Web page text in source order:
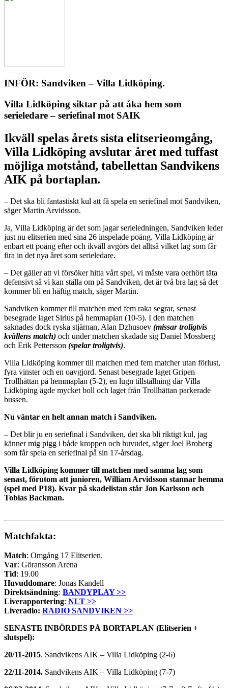
INFÖR: Sandviken – Villa Lidköping.
Villa Lidköping siktar på att åka hem som
serieledare – seriefinal mot SAIK
Ikväll spelas årets sista elitserieomgång,
Villa Lidköping avslutar året med tuffast
möjliga motstånd, tabellettan Sandvikens
AIK på bortaplan.
– Det ska bli fantastiskt kul att få spela en seriefinal mot Sandviken,
säger Martin Arvidsson.
Ja, Villa Lidköping är det som jagar serieledningen, Sandviken leder
just nu elitserien med sina 26 inspelade poäng. Villa Lidköping är
enbart ett poäng efter och ikväll avgörs det alltså vilket lag som får
fira in det nya året som serieledare.
– Det gäller att vi försöker hitta vårt spel, vi måste vara oerhört täta
defensivt så vi kan ställa om på Sandviken, det är två bra lag så det
kommer bli en häftig match, säger Martin.
Sandviken kommer till matchen med fem raka segrar, senast
besegrade laget Sirius på hemmaplan (10-5). I den matchen
saknades dock ryska stjärnan, Alan Dzhusoev (missar troligtvis
kvällens match) och under matchen skadade sig Daniel Mossberg
och Erik Pettersson (spelar troligtvis).
Villa Lidköping kommer till matchen med fem matcher utan förlust,
fyra vinster och en oavgjord. Senast besegrade laget Gripen
Trollhättan på hemmaplan (5-2), en lugn tillställning där Villa
Lidköping ägde mycket boll och laget från Trollhättan parkerade
bussen.
Nu väntar en helt annan match i Sandviken.
– Det blir ju en seriefinal i Sandviken, det ska bli riktigt kul, jag
känner mig pigg i både kroppen och huvudet, säger Joel Broberg
som får spela en seriefinal på sin 17-årsdag.
Villa Lidköping kommer till matchen med samma lag som
senast, förutom att junioren, William Arvidsson stannar hemma
(spel med P18). Kvar på skadelistan står Jon Karlsson och
Tobias Backman.
Matchfakta:
Match: Omgång 17 Elitserien.
Var: Göransson Arena
Tid: 19.00
Huvuddomare: Jonas Kandell
Direktsändning: BANDYPLAY >>
Liverapportering: NLT >>
Liveradio: RADIO SANDVIKEN >>
SENASTE INBÖRDES PÅ BORTAPLAN (Elitserien +
slutspel):
20/11-2015. Sandvikens AIK – Villa Lidköping (2-6)
22/11-2014. Sandvikens AIK – Villa Lidköping (7-7)